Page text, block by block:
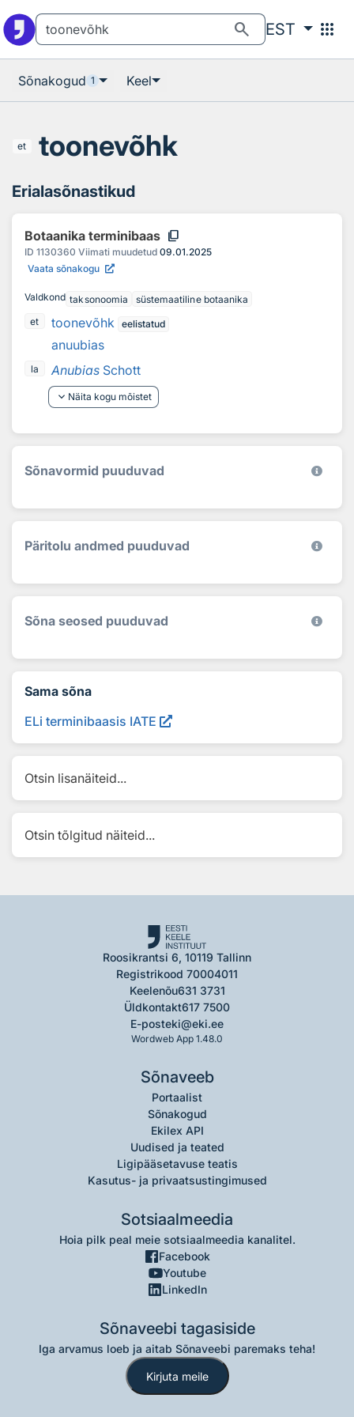
search EST apps
Sõnakogud 1 Keel
et toonevõhk
Erialasõnastikud
Botaanika terminibaas content_copy
ID 1130360 Viimati muudetud 09.01.2025
Vaata sõnakogu
Valdkond taksonoomia
süstemaatiline botaanika
et
toonevõhk eelistatud
anuubias
la Anubias Schott
keyboard_arrow_down Näita kogu mõistet
Sõnavormid puuduvad
Päritolu andmed puuduvad
Sõna seosed puuduvad
Sama sõna
ELi terminibaasis IATE
Otsin lisanäiteid...
Otsin tõlgitud näiteid...
Roosikrantsi 6, 10119 Tallinn
Registrikood 70004011
Keelenõu631 3731
Üldkontakt617 7500
E-posteki@eki.ee
Wordweb App 1.48.0
Sõnaveeb
Portaalist
Sõnakogud
Ekilex API
Uudised ja teated
Ligipääsetavuse teatis
Kasutus- ja privaatsustingimused
Sotsiaalmeedia
Hoia pilk peal meie sotsiaalmeedia kanalitel.
Facebook
Youtube
LinkedIn
Sõnaveebi tagasiside
Iga arvamus loeb ja aitab Sõnaveebi paremaks teha!
Kirjuta meile